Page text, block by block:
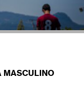
MASCULINO